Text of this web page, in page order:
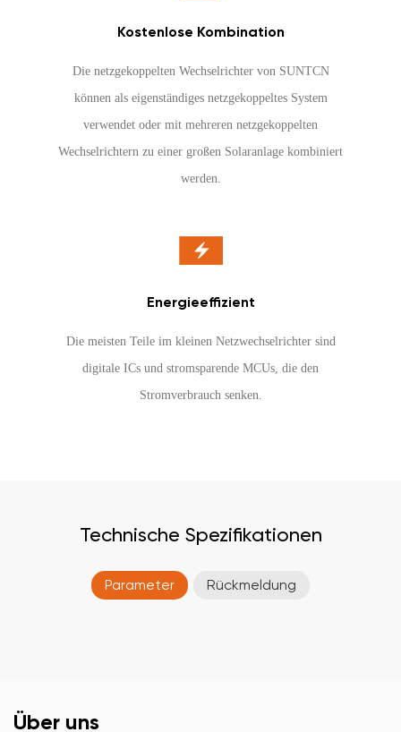
Kostenlose Kombination
Die netzgekoppelten Wechselrichter von SUNTCN
können als eigenständiges netzgekoppeltes System
verwendet oder mit mehreren netzgekoppelten
Wechselrichtern zu einer großen Solaranlage kombiniert
werden.
Energieeffizient
Die meisten Teile im kleinen Netzwechselrichter sind
digitale ICs und stromsparende MCUs, die den
Stromverbrauch senken.
Technische Spezifikationen
Parameter Rückmeldung
Über uns